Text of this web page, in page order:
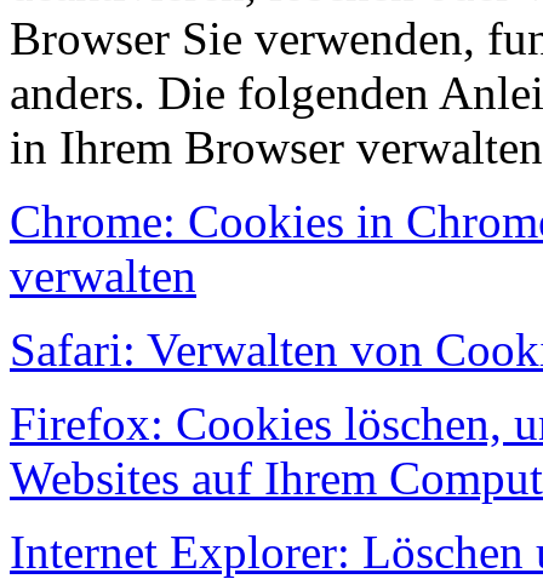
Browser Sie verwenden,
anders. Die folgenden
in Ihrem Browser
Chrome: Cookies in
verwalten
Safari: Verwalten von
Firefox: Cookies löschen,
Websites auf Ihrem
Internet Explorer: